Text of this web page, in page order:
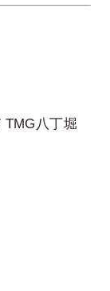
TMG八丁堀